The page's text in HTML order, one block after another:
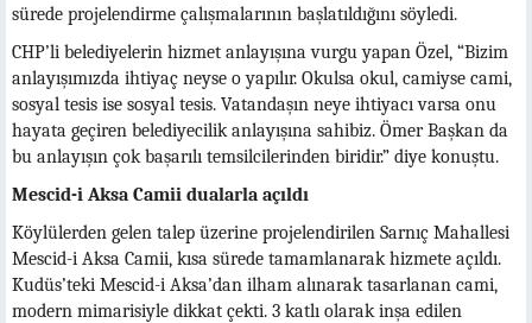
sürede projelendirme çalışmalarının başlatıldığını söyledi.
CHP’li belediyelerin hizmet anlayışına vurgu yapan Özel, “Bizim
anlayışımızda ihtiyaç neyse o yapılır. Okulsa okul, camiyse cami,
sosyal tesis ise sosyal tesis. Vatandaşın neye ihtiyacı varsa onu
hayata geçiren belediyecilik anlayışına sahibiz. Ömer Başkan da
bu anlayışın çok başarılı temsilcilerinden biridir.” diye konuştu.
Mescid-i Aksa Camii dualarla açıldı
Köylülerden gelen talep üzerine projelendirilen Sarnıç Mahallesi
Mescid-i Aksa Camii, kısa sürede tamamlanarak hizmete açıldı.
Kudüs’teki Mescid-i Aksa’dan ilham alınarak tasarlanan cami,
modern mimarisiyle dikkat çekti. 3 katlı olarak inşa edilen